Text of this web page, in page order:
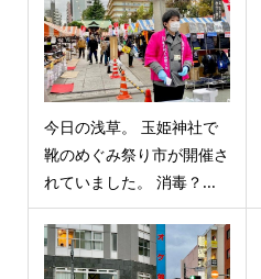
今日の浅草。 玉姫神社で
靴のめぐみ祭り市が開催さ
れていました。 消毒？...